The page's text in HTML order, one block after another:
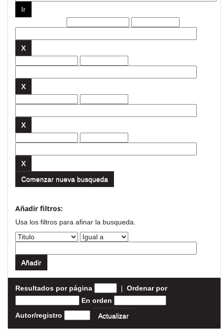
Comenzar nueva busqueda
Añadir filtros:
Usa los filtros para afinar la busqueda.
Resultados por página | Ordenar por
En orden
Autor/registro